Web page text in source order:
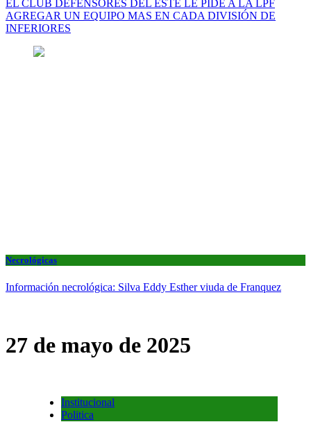
EL CLUB DEFENSORES DEL ESTE LE PIDE A LA LPF
AGREGAR UN EQUIPO MAS EN CADA DIVISIÓN DE
INFERIORES
Necrológicas
Información necrológica: Silva Eddy Esther viuda de Franquez
27 de mayo de 2025
Institucional
Politica